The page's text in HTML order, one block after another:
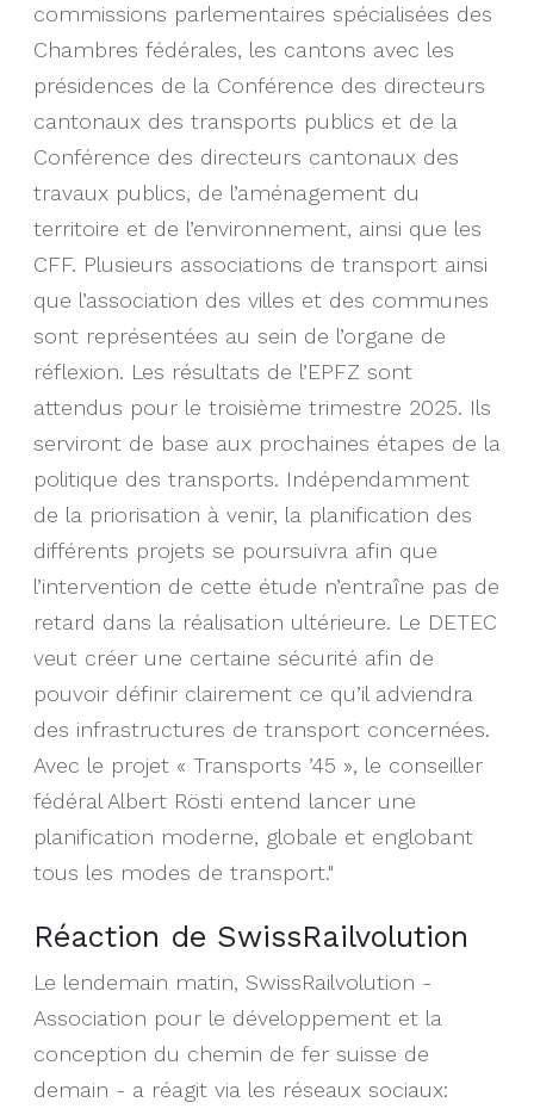
commissions parlementaires spécialisées des
Chambres fédérales, les cantons avec les
présidences de la Conférence des directeurs
cantonaux des transports publics et de la
Conférence des directeurs cantonaux des
travaux publics, de l’aménagement du
territoire et de l’environnement, ainsi que les
CFF. Plusieurs associations de transport ainsi
que l’association des villes et des communes
sont représentées au sein de l’organe de
réflexion. Les résultats de l’EPFZ sont
attendus pour le troisième trimestre 2025. Ils
serviront de base aux prochaines étapes de la
politique des transports. Indépendamment
de la priorisation à venir, la planification des
différents projets se poursuivra afin que
l’intervention de cette étude n’entraîne pas de
retard dans la réalisation ultérieure. Le DETEC
veut créer une certaine sécurité afin de
pouvoir définir clairement ce qu’il adviendra
des infrastructures de transport concernées.
Avec le projet « Transports ’45 », le conseiller
fédéral Albert Rösti entend lancer une
planification moderne, globale et englobant
tous les modes de transport."
Réaction de SwissRailvolution
Le lendemain matin, SwissRailvolution -
Association pour le développement et la
conception du chemin de fer suisse de
demain - a réagit via les réseaux sociaux: